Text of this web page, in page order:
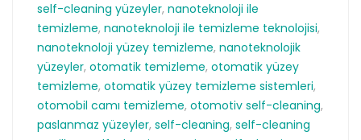
self-cleaning yüzeyler, nanoteknoloji ile
temizleme, nanoteknoloji ile temizleme teknolojisi,
nanoteknoloji yüzey temizleme, nanoteknolojik
yüzeyler, otomatik temizleme, otomatik yüzey
temizleme, otomatik yüzey temizleme sistemleri,
otomobil camı temizleme, otomotiv self-cleaning,
paslanmaz yüzeyler, self-cleaning, self-cleaning